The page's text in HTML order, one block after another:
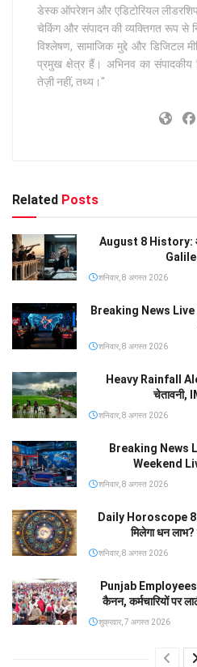
डेस्क ऑपरेशन और एडिटोरियल
चेकिंग और संपादन की व्यक्तिगत रूप से
विश्लेषण, सामाजिक मुद्दे और डिजिटल
प्रमुख क्षेत्र हैं। अभिनव का संपादकीय
तेज़ी नहीं, तथ्य।"
Related Posts
August 8 History:
शनिवार, 8 अगस्त 2026
Breaking News Live
शनिवार, 8 अगस्त 2026
Heavy Rainfall
चेतावनी,
शनिवार, 8 अगस्त 2026
Breaking News
Weekend
शनिवार, 8 अगस्त 2026
Daily Horoscope 8
मिलेगा धन लाभ?
शनिवार, 8 अगस्त 2026
Punjab Employees
कैनन, कर्मचारियों पर
शुक्रवार, 7 अगस्त 2026